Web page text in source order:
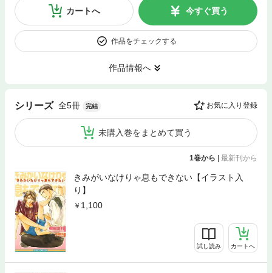
カートへ 今すぐ買う
作品をチェックする
作品情報へ
シリーズ 全5冊 完結 お気に入り登録
未購入巻をまとめて買う
1巻から 最新刊から
きみがいなけりゃ息もできない【イラスト入
り】
1,100
試し読み カートへ